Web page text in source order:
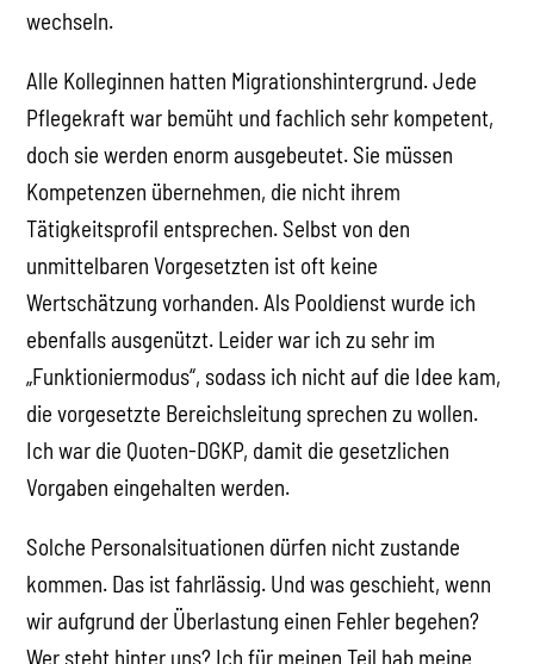
wechseln.
Alle Kolleginnen hatten Migrationshintergrund. Jede
Pflegekraft war bemüht und fachlich sehr kompetent,
doch sie werden enorm ausgebeutet. Sie müssen
Kompetenzen übernehmen, die nicht ihrem
Tätigkeitsprofil entsprechen. Selbst von den
unmittelbaren Vorgesetzten ist oft keine
Wertschätzung vorhanden. Als Pooldienst wurde ich
ebenfalls ausgenützt. Leider war ich zu sehr im
„Funktioniermodus“, sodass ich nicht auf die Idee kam,
die vorgesetzte Bereichsleitung sprechen zu wollen.
Ich war die Quoten-DGKP, damit die gesetzlichen
Vorgaben eingehalten werden.
Solche Personalsituationen dürfen nicht zustande
kommen. Das ist fahrlässig. Und was geschieht, wenn
wir aufgrund der Überlastung einen Fehler begehen?
Wer steht hinter uns? Ich für meinen Teil hab meine